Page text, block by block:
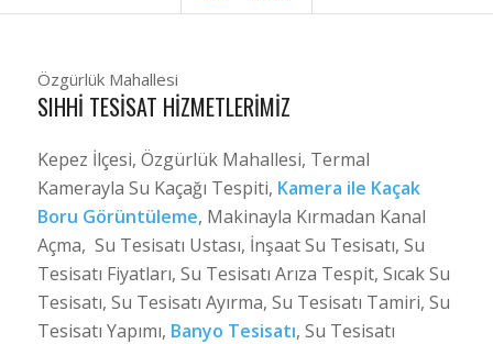
Özgürlük Mahallesi
SIHHI TESISAT HIZMETLERIMIZ
Kepez İlçesi, Özgürlük Mahallesi, Termal
Kamerayla Su Kaçağı Tespiti, Kamera ile Kaçak
Boru Görüntüleme, Makinayla Kırmadan Kanal
Açma, Su Tesisatı Ustası, İnşaat Su Tesisatı, Su
Tesisatı Fiyatları, Su Tesisatı Arıza Tespit, Sıcak Su
Tesisatı, Su Tesisatı Ayırma, Su Tesisatı Tamiri, Su
Tesisatı Yapımı, Banyo Tesisatı, Su Tesisatı